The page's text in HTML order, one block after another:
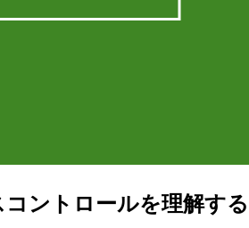
ントロールを理解する